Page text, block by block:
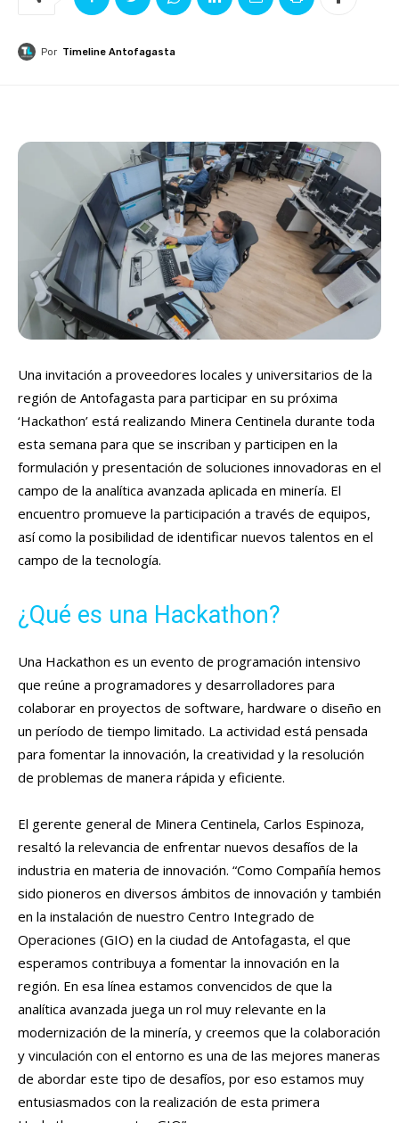
Por Timeline Antofagasta
Una invitación a proveedores locales y universitarios de la
región de Antofagasta para participar en su próxima
‘Hackathon’ está realizando Minera Centinela durante toda
esta semana para que se inscriban y participen en la
formulación y presentación de soluciones innovadoras en el
campo de la analítica avanzada aplicada en minería. El
encuentro promueve la participación a través de equipos,
así como la posibilidad de identificar nuevos talentos en el
campo de la tecnología.
¿Qué es una Hackathon?
Una Hackathon es un evento de programación intensivo
que reúne a programadores y desarrolladores para
colaborar en proyectos de software, hardware o diseño en
un período de tiempo limitado. La actividad está pensada
para fomentar la innovación, la creatividad y la resolución
de problemas de manera rápida y eficiente.
El gerente general de Minera Centinela, Carlos Espinoza,
resaltó la relevancia de enfrentar nuevos desafíos de la
industria en materia de innovación. “Como Compañía hemos
sido pioneros en diversos ámbitos de innovación y también
en la instalación de nuestro Centro Integrado de
Operaciones (GIO) en la ciudad de Antofagasta, el que
esperamos contribuya a fomentar la innovación en la
región. En esa línea estamos convencidos de que la
analítica avanzada juega un rol muy relevante en la
modernización de la minería, y creemos que la colaboración
y vinculación con el entorno es una de las mejores maneras
de abordar este tipo de desafíos, por eso estamos muy
entusiasmados con la realización de esta primera